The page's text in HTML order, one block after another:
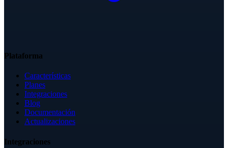
Plataforma
Características
Planes
Integraciones
Blog
Documentación
Actualizaciones
Integraciones